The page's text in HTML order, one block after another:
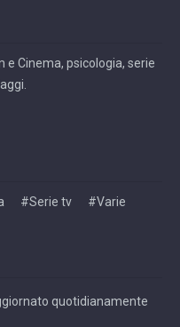
e Cinema, psicologia, serie
#Serie tv
#Varie
quotidianamente